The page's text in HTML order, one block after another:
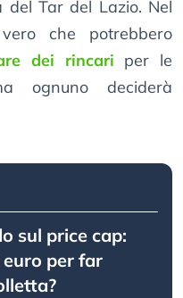
Tar del Lazio. Nel
che potrebbero
dei rincari per le
ognuno deciderà
sul price cap:
per far